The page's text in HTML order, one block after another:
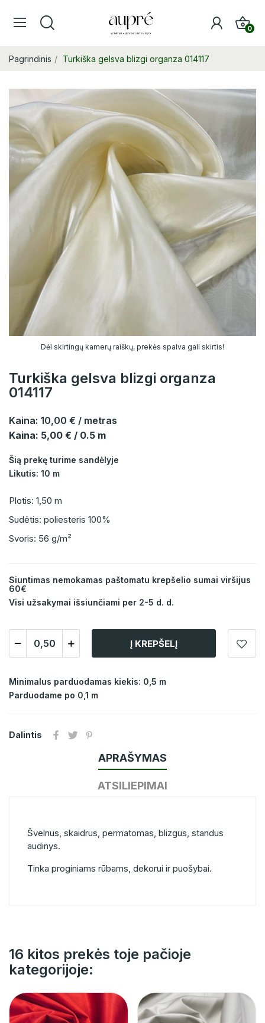
0
Pagrindinis Turkiška gelsva blizgi organza 014117
Dėl skirtingų kamerų raiškų, prekės spalva gali skirtis!
Turkiška gelsva blizgi organza
014117
Kaina: 10,00 € / metras
Kaina: 5,00 € / 0.5 m
Šią prekę turime sandėlyje
Likutis: 10 m
Plotis: 1,50 m
Sudėtis: poliesteris 100%
Svoris: 56 g/m²
Siuntimas nemokamas paštomatu krepšelio sumai viršijus
60€
Visi užsakymai išsiunčiami per 2-5 d. d.
Į KREPŠELĮ
Minimalus parduodamas kiekis: 0,5 m
Parduodame po 0,1 m
Dalintis
APRAŠYMAS
ATSILIEPIMAI
Švelnus, skaidrus, permatomas, blizgus, standus
audinys.
Tinka proginiams rūbams, dekorui ir puošybai.
16 kitos prekės toje pačioje
kategorijoje: